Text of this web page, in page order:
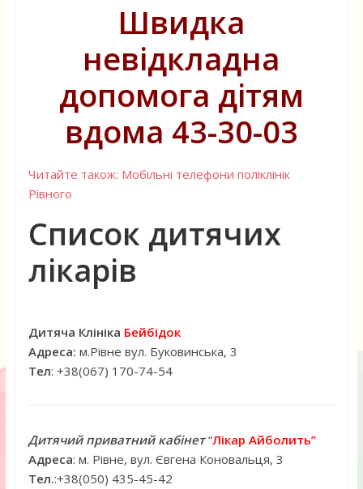
Швидка
невідкладна
допомога дітям
вдома 43-30-03
Читайте також: Мобільні телефони поліклінік
Рівного
Список дитячих
лікарів
Дитяча Клініка Бейбідок
Адреса: м.Рівне вул. Буковинська, 3
Тел: +38(067) 170-74-54
Дитячий приватний кабінет“Лікар Айболить”
Адреса: м. Рівне, вул. Євгена Коновальця, 3
Тел.:+38(050) 435-45-42